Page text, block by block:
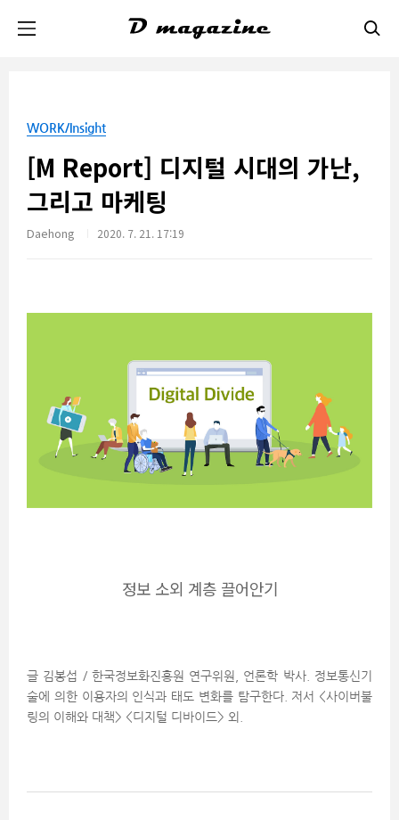
WORK/Insight
[M Report] 디지털 시대의 가난,
그리고 마케팅
Daehong 2020. 7. 21. 17:19
정보 소외 계층 끌어안기
글 김봉섭 / 한국정보화진흥원 연구위원, 언론학 박사. 정보통신기
술에 의한 이용자의 인식과 태도 변화를 탐구한다. 저서 <사이버불
링의 이해와 대책> <디지털 디바이드> 외.